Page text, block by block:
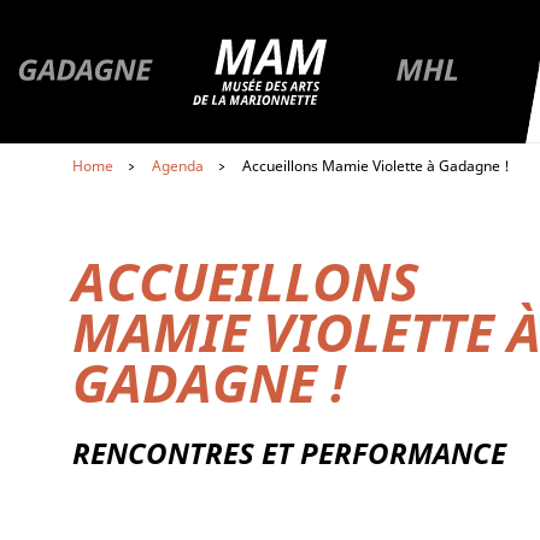
Aller au contenu
Aller au premier menu de navigation
Aller à la page du musée Gadagne
Aller à la page du musée
Aller à la
Home Agenda Accueillons Mamie Violette à Gadagne !
ACCUEILLONS
MAMIE VIOLETTE À
GADAGNE !
RENCONTRES ET PERFORMANCE